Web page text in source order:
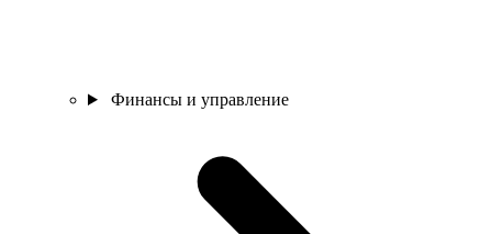
Финансы и управление